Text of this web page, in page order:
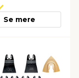
Se mere